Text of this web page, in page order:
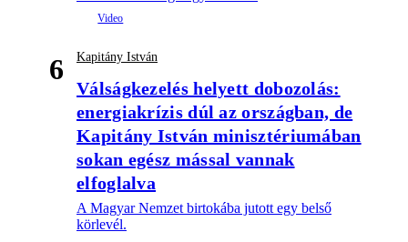
6 Kapitány István
Válságkezelés helyett dobozolás:
energiakrízis dúl az országban, de
Kapitány István minisztériumában
sokan egész mással vannak
elfoglalva
A Magyar Nemzet birtokába jutott egy belső
körlevél.